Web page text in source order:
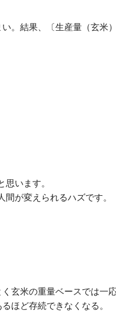
。結果、〔生産量（玄米
います。
が変えられるハズです。
玄米の重量ベースでは一
ほど存続できなくなる。